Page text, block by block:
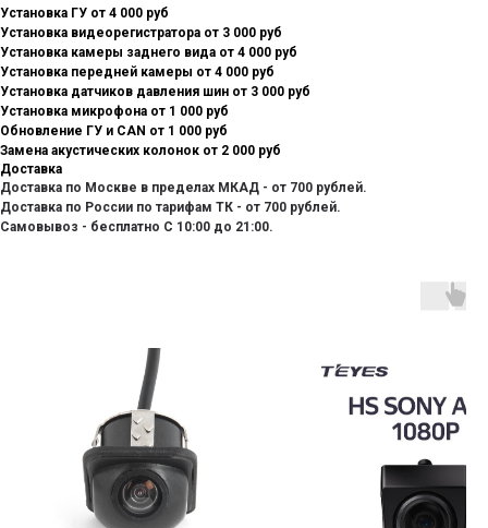
Установка ГУ от 4 000 руб
Установка видеорегистратора от 3 000 руб
Установка камеры заднего вида от 4 000 руб
Установка передней камеры от 4 000 руб
Установка датчиков давления шин от 3 000 руб
Установка микрофона от 1 000 руб
Обновление ГУ и CAN от 1 000 руб
Замена акустических колонок от 2 000 руб
Доставка
Доставка по Москве в пределах МКАД - от 700 рублей.
Доставка по России по тарифам ТК - от 700 рублей.
Самовывоз - бесплатно С 10:00 до 21:00.